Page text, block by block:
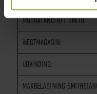
MODBALANCERET SMITH:
VÆGTMAGASIN:
UDVINDING:
MAXBELASTNING